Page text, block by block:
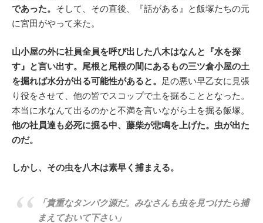
であった。 そして、その直後、『話がある』と飯塚たちの元
に宮田がやって来た。
山小屋の外に社員全員を呼び出した八木はなんと『水を探
す』と言い出す。尾根と尾根の間にあるもの三ツ倉小屋の土
を掘れば水分が出る可能性があると。
足の悪い早乙女に見張
り役をさせて、他の皆でスコップで土を掘ることとなった。
本当に水なんて出るのかと不満を言いながら土を掘る飯塚。
他の社員達も必死に掘る中、藤柴が悲鳴を上げた。虫が出た
のだ。
しかし、その虫を八木は素早く捕まえる。
「貴重なタンパク源だ。みなさんも虫を見つけたら捕
まえておいて下さい」